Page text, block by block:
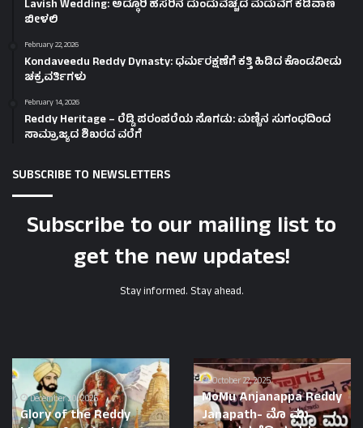
Lavish Wedding: ಅದ್ಧೂರಿ ಹೆಸರಿನ ದುಂದುವೆಚ್ಚದ ಮದುವೆಗೆ ಕಡಿವಾಣ
ಬೀಳಲಿ
February 22, 2026
Kondaveedu Reddy Dynasty: ಧರ್ಮರಕ್ಷಣೆಗೆ ಕತ್ತಿ ಹಿಡಿದ ಕೊಂಡವೀಡು
ಚಕ್ರವರ್ತಿಗಳು
February 14, 2026
Reddy Heritage – ರೆಡ್ಡಿ ಪರಂಪರೆಯ ಸೊಗಡು: ಮಣ್ಣಿನ ಸುಗಂಧದಿಂದ
ಸಾಮ್ರಾಜ್ಯದ ಶಿಖರದ ವರೆಗೆ
SUBSCRIBE TO NEWSLETTERS
Subscribe to our mailing list to
get the new updates!
Stay informed. Stay ahead.
Glory
of
the
Reddy
December 20, 2025
Glory of the Reddy
MoMu
Anjanappa
Reddy
Janapath-
October 22, 2025
MoMu Anjanappa Reddy
Janapath- ಮೊ ಮು